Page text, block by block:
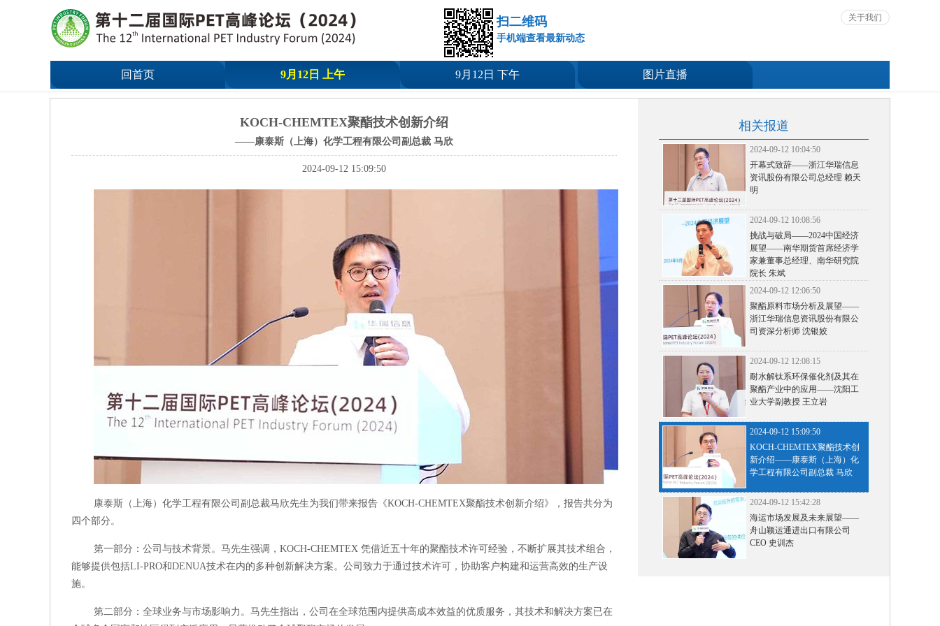
扫二维码
手机端查看最新动态
关于我们
回首页 9月12日 上午 9月12日 下午 图片直播
KOCH-CHEMTEX聚酯技术创新介绍
——康泰斯（上海）化学工程有限公司副总裁 马欣
2024-09-12 15:09:50
康泰斯（上海）化学工程有限公司副总裁马欣先生为我们带来报告《KOCH-CHEMTEX聚酯技术创新介绍》，报告共分为
四个部分。
第一部分：公司与技术背景。马先生强调，KOCH-CHEMTEX 凭借近五十年的聚酯技术许可经验，不断扩展其技术组合，
能够提供包括LI-PRO和DENUA技术在内的多种创新解决方案。公司致力于通过技术许可，协助客户构建和运营高效的生产设
施。
第二部分：全球业务与市场影响力。马先生指出，公司在全球范围内提供高成本效益的优质服务，其技术和解决方案已在
相关报道
2024-09-12 10:04:50
开幕式致辞——浙江华瑞信息
资讯股份有限公司总经理 赖天
明
2024-09-12 10:08:56
挑战与破局——2024中国经济
展望——南华期货首席经济学
家兼董事总经理、南华研究院
院长 朱斌
2024-09-12 12:06:50
聚酯原料市场分析及展望——
浙江华瑞信息资讯股份有限公
司资深分析师 沈银姣
2024-09-12 12:08:15
耐水解钛系环保催化剂及其在
聚酯产业中的应用——沈阳工
业大学副教授 王立岩
2024-09-12 15:09:50
KOCH-CHEMTEX聚酯技术创
新介绍——康泰斯（上海）化
学工程有限公司副总裁 马欣
2024-09-12 15:42:28
海运市场发展及未来展望——
舟山颖运通进出口有限公司
CEO 史训杰